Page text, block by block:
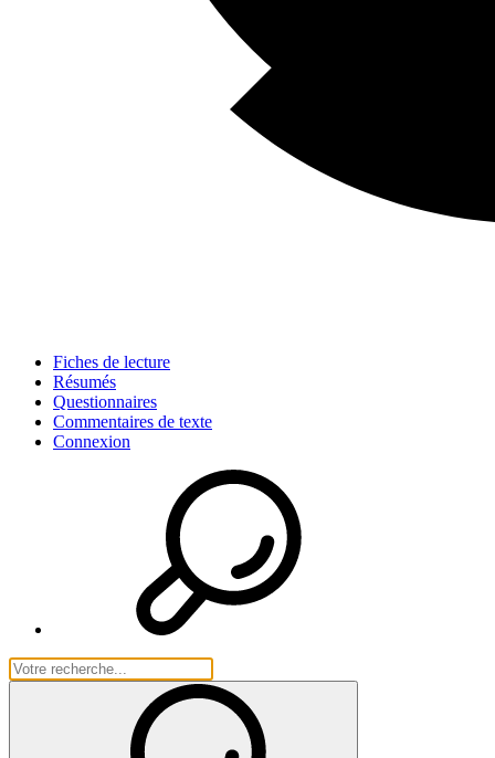
Fiches de lecture
Résumés
Questionnaires
Commentaires de texte
Connexion